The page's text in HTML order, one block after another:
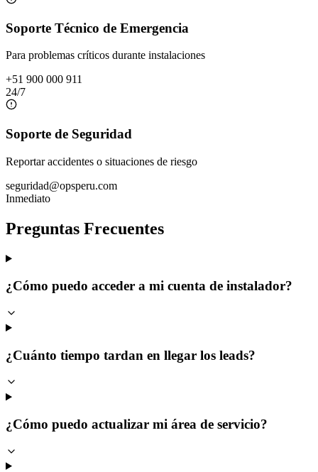
Soporte Técnico de Emergencia
Para problemas críticos durante instalaciones
+51 900 000 911
24/7
Soporte de Seguridad
Reportar accidentes o situaciones de riesgo
seguridad@opsperu.com
Inmediato
Preguntas Frecuentes
¿Cómo puedo acceder a mi cuenta de instalador?
¿Cuánto tiempo tardan en llegar los leads?
¿Cómo puedo actualizar mi área de servicio?